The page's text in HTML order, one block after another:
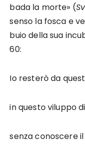
bada la morte» (
senso la fosca e
buio della sua
60:
Io resterò da
in questo viluppo
senza conoscere